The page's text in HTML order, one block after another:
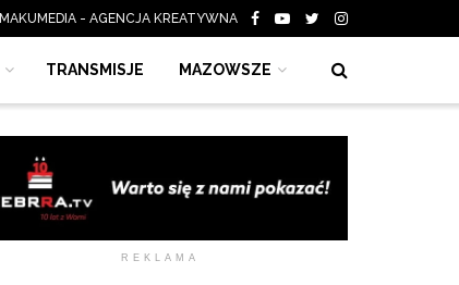
MAKUMEDIA - AGENCJA KREATYWNA
TRANSMISJE MAZOWSZE
REKLAMA